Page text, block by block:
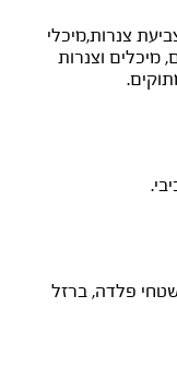
צנרות,מיכלי
מיכלים וצנרות
פלדה, ברזל